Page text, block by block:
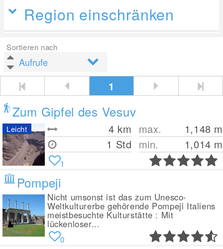
Region einschränken
Sortieren nach
1
Zum Gipfel des Vesuv
4 km
1 Std
max. 1,148 m
min.
1,014 m
Leicht
1
Pompeji
Nicht umsonst ist das zum Unesco-
Weltkulturerbe gehörende Pompeji Italiens
meistbesuchte Kulturstätte : Mit
lückenloser...
0